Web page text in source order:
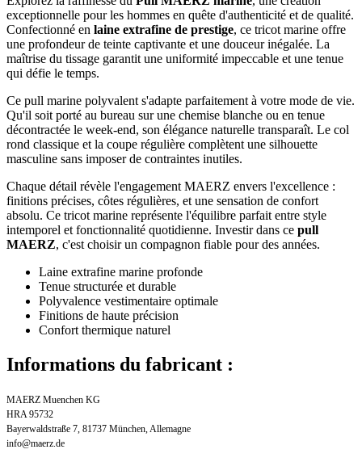
exceptionnelle pour les hommes en quête d'authenticité et de qualité.
Confectionné en laine extrafine de prestige, ce tricot marine offre
une profondeur de teinte captivante et une douceur inégalée. La
maîtrise du tissage garantit une uniformité impeccable et une tenue
qui défie le temps.
Ce pull marine polyvalent s'adapte parfaitement à votre mode de vie.
Qu'il soit porté au bureau sur une chemise blanche ou en tenue
décontractée le week-end, son élégance naturelle transparaît. Le col
rond classique et la coupe régulière complètent une silhouette
masculine sans imposer de contraintes inutiles.
Chaque détail révèle l'engagement MAERZ envers l'excellence :
finitions précises, côtes régulières, et une sensation de confort
absolu. Ce tricot marine représente l'équilibre parfait entre style
intemporel et fonctionnalité quotidienne. Investir dans ce pull
MAERZ, c'est choisir un compagnon fiable pour des années.
Laine extrafine marine profonde
Tenue structurée et durable
Polyvalence vestimentaire optimale
Finitions de haute précision
Confort thermique naturel
Informations du fabricant :
MAERZ Muenchen KG
HRA 95732
Bayerwaldstraße 7, 81737 München, Allemagne
info@maerz.de